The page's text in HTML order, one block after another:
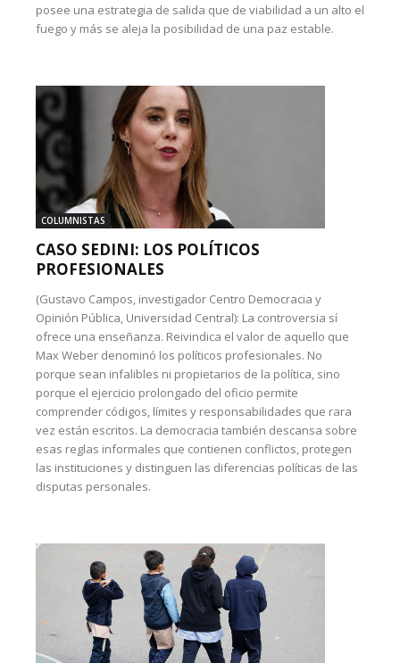
posee una estrategia de salida que de viabilidad a un alto el
fuego y más se aleja la posibilidad de una paz estable.
COLUMNISTAS
CASO SEDINI: LOS POLÍTICOS
PROFESIONALES
(Gustavo Campos, investigador Centro Democracia y
Opinión Pública, Universidad Central): La controversia sí
ofrece una enseñanza. Reivindica el valor de aquello que
Max Weber denominó los políticos profesionales. No
porque sean infalibles ni propietarios de la política, sino
porque el ejercicio prolongado del oficio permite
comprender códigos, límites y responsabilidades que rara
vez están escritos. La democracia también descansa sobre
esas reglas informales que contienen conflictos, protegen
las instituciones y distinguen las diferencias políticas de las
disputas personales.